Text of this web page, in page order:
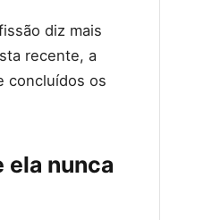
diz mais
recente, a
concluídos os
ela nunca